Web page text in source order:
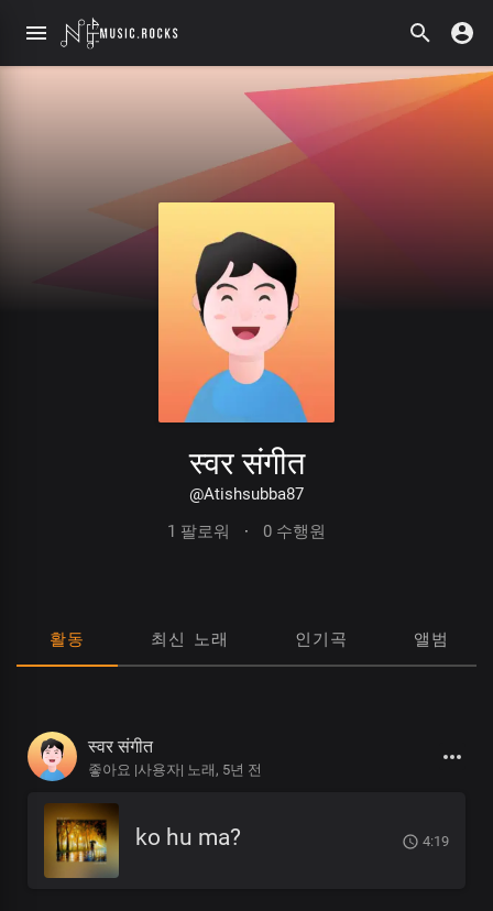
स्वर संगीत
@Atishsubba87
1 팔로워
· 0 수행원
활동 최신 노래 인기곡 앨범
स्वर संगीत
좋아요 |사용자| 노래, 5년 전
ko hu ma? 4:19